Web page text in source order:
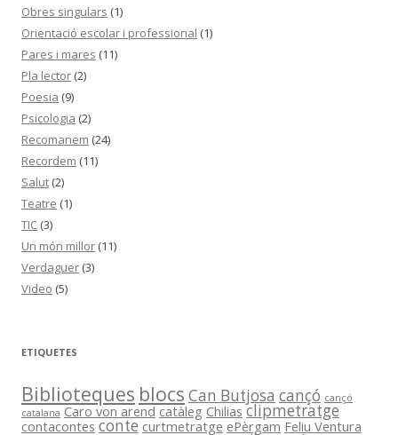
Obres singulars (1)
Orientació escolar i professional (1)
Pares i mares (11)
Pla lector (2)
Poesia (9)
Psicologia (2)
Recomanem (24)
Recordem (11)
Salut (2)
Teatre (1)
TIC (3)
Un món millor (11)
Verdaguer (3)
Video (5)
ETIQUETES
Biblioteques blocs Can Butjosa cançó cançó
catalana Caro von arend catàleg Chilias clipmetratge
contacontes conte curtmetratge ePèrgam Feliu Ventura